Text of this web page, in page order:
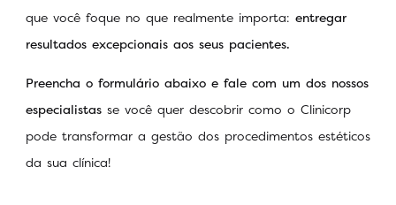
que você foque no que realmente importa: entregar
resultados excepcionais aos seus pacientes.
Preencha o formulário abaixo e fale com um dos nossos
especialistas se você quer descobrir como o Clinicorp
pode transformar a gestão dos procedimentos estéticos
da sua clínica!